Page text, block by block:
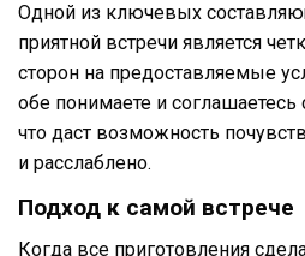
Одной из ключевых
приятной встречи является
сторон на предоставляемые
обе понимаете и соглашаетесь
что даст возможность
и расслаблено.
Подход к самой встрече
Когда все приготовления